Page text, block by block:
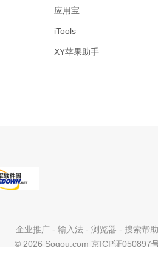
应用宝
iTools
XY苹果助手
企业推广 - 输入法 - 浏览器 - 搜索帮助
© 2026 Sogou.com 京ICP证050897